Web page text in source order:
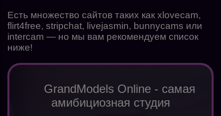
Есть множество сайтов таких как xlovecam,
flirt4free, stripchat, livejasmin, bunnycams или
intercam — но мы вам рекомендуем список
ниже!
GrandModels Online - самая
амибициозная студия